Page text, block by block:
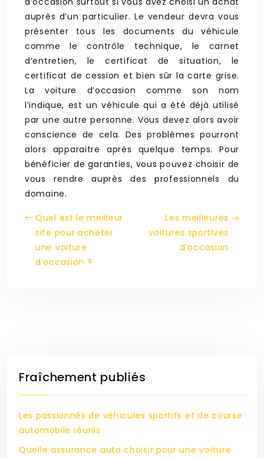
auprès d’un particulier. Le vendeur devra vous
présenter tous les documents du véhicule
comme le contrôle technique, le carnet
d’entretien, le certificat de situation, le
certificat de cession et bien sûr la carte grise.
La voiture d’occasion comme son nom
l’indique, est un véhicule qui a été déjà utilisé
par une autre personne. Vous devez alors avoir
conscience de cela. Des problèmes pourront
alors apparaitre après quelque temps. Pour
bénéficier de garanties, vous pouvez choisir de
vous rendre auprès des professionnels du
domaine.
Quel est le meilleur
site pour acheter
une voiture
d’occasion ?
Les meilleures
voitures sportives
d’occasion
Fraîchement publiés
Les passionnés de véhicules sportifs et de course
automobile réunis
Quelle assurance auto choisir pour une voiture